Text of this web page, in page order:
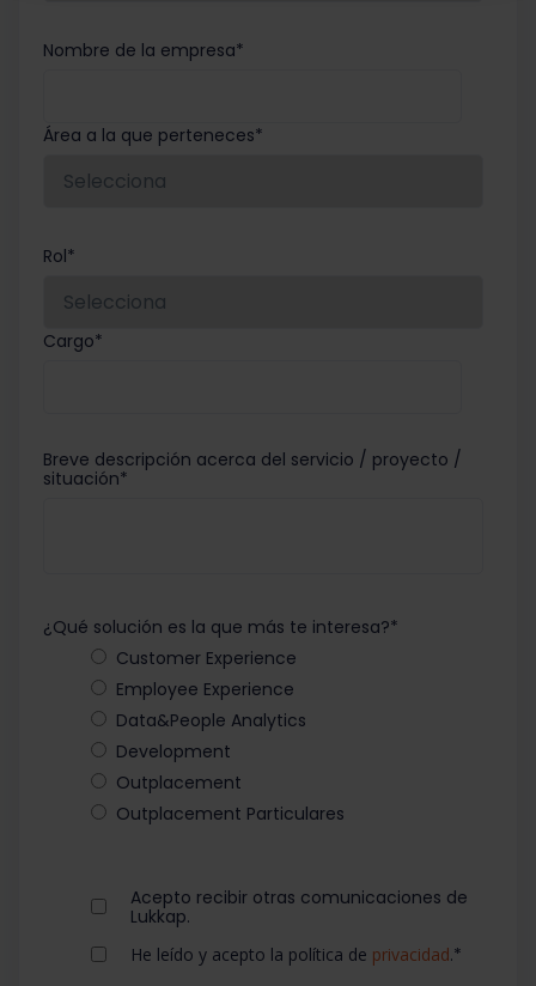
Nombre de la empresa*
Área a la que perteneces*
Rol*
Cargo*
Breve descripción acerca del servicio / proyecto /
situación*
¿Qué solución es la que más te interesa?*
Customer Experience
Employee Experience
Data&People Analytics
Development
Outplacement
Outplacement Particulares
Acepto recibir otras comunicaciones de
Lukkap.
He leído y acepto la política de privacidad.*